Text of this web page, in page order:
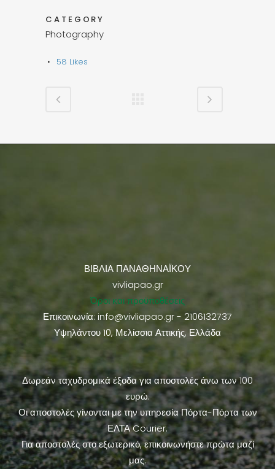
CATEGORY
Photography
58 Likes
ΒΙΒΛΙΑ ΠΑΝΑΘΗΝΑΪΚΟΥ
vivliapao.gr
Όροι και προϋποθέσεις
Επικοινωνία: info@vivliapao.gr- 2106132737
Υψηλάντου 10, Μελίσσια Αττικής, Ελλάδα
Δωρεάν ταχυδρομικά έξοδα για αποστολές άνω των 100
ευρώ.
Οι αποστολές γίνονται με την υπηρεσία Πόρτα-Πόρτα των
ΕΛΤΑ Courier.
Για αποστολές στο εξωτερικό, επικοινωνήστε πρώτα μαζί
μας.